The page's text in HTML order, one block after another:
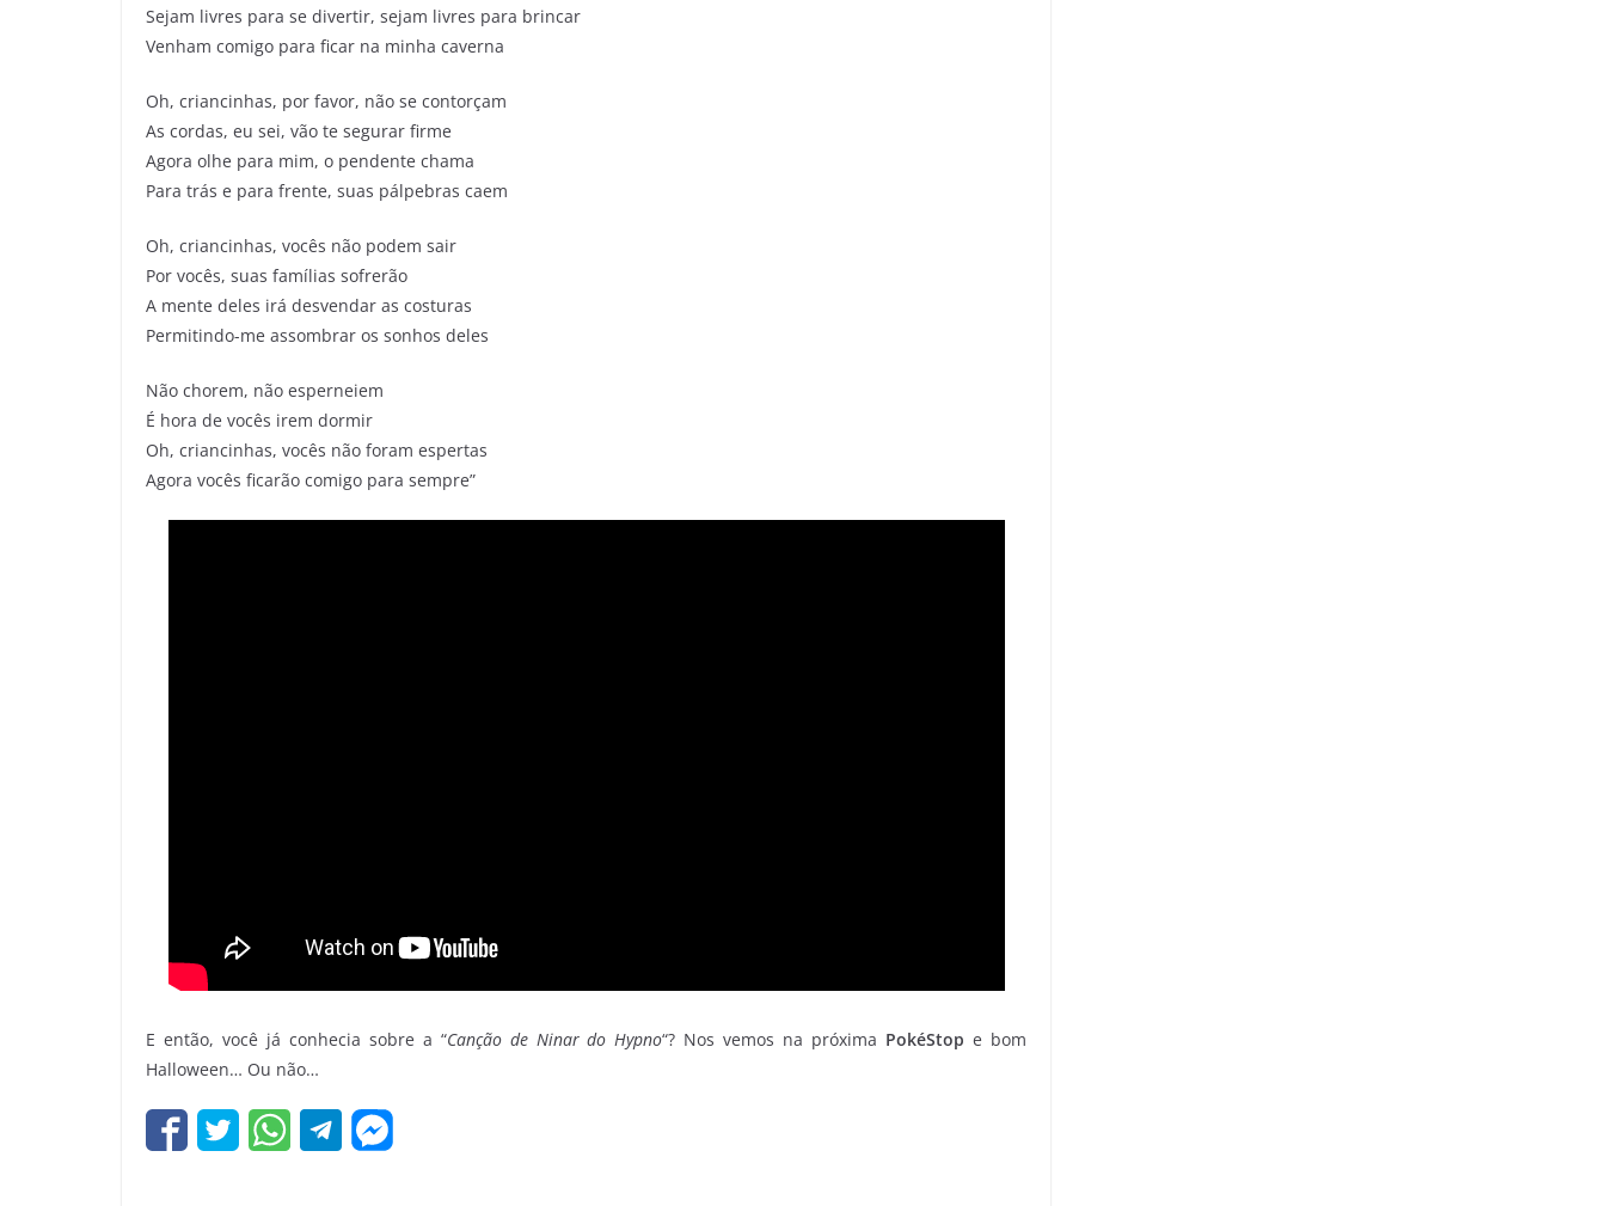
Sejam livres para se divertir, sejam livres para brincar
Venham comigo para ficar na minha caverna
Oh, criancinhas, por favor, não se contorçam
As cordas, eu sei, vão te segurar firme
Agora olhe para mim, o pendente chama
Para trás e para frente, suas pálpebras caem
Oh, criancinhas, vocês não podem sair
Por vocês, suas famílias sofrerão
A mente deles irá desvendar as costuras
Permitindo-me assombrar os sonhos deles
Não chorem, não esperneiem
É hora de vocês irem dormir
Oh, criancinhas, vocês não foram espertas
Agora vocês ficarão comigo para sempre”
E então, você já conhecia sobre a “Canção de Ninar do Hypno“? Nos vemos na próxima PokéStop e bom
Halloween… Ou não…